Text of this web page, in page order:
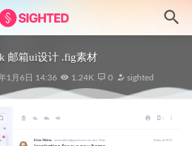
邮箱ui设计 .fig素材
1月6日 14:36 1.24K 0 sighted